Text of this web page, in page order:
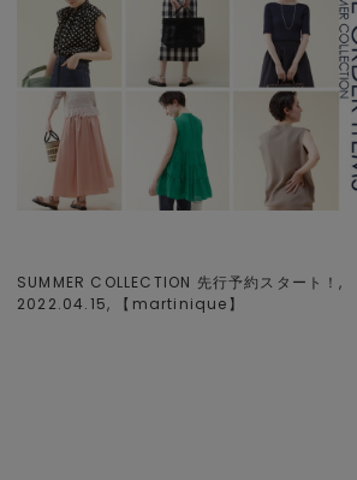
SUMMER COLLECTION 先行予約スタート！,
2022.04.15, 【 martinique 】